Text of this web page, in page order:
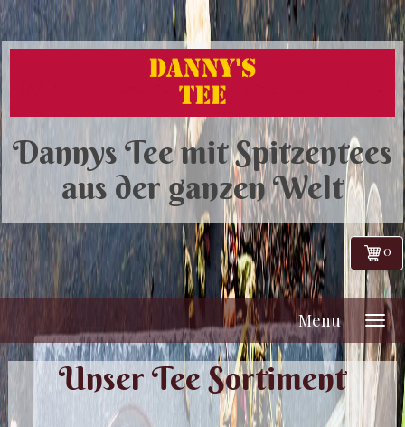
Dannys Tee mit Spitzentees
aus der ganzen Welt
0
Menu
Unser Tee Sortiment